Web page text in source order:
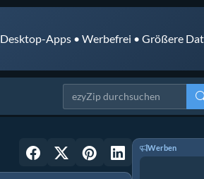
Desktop-Apps • Werbefrei • Größere
Werben